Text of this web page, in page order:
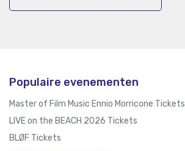
Populaire evenementen
Master of Film Music Ennio Morricone Tickets
LIVE on the BEACH 2026 Tickets
BLØF Tickets